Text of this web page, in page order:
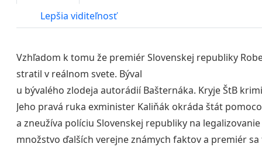
Lepšia viditeľnosť
Vzhľadom k tomu že premiér Slovenskej republiky
stratil v reálnom svete. Býval
u bývalého zlodeja autorádií Bašternáka. Kryje ŠtB
Jeho pravá ruka exminister Kaliňák okráda štát
a zneužíva políciu Slovenskej republiky na
množstvo ďalších verejne známych faktov a premiér